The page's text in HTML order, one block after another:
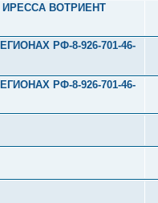
ИРЕССА ВОТРИЕНТ
РФ-8-926-701-46-
РФ-8-926-701-46-